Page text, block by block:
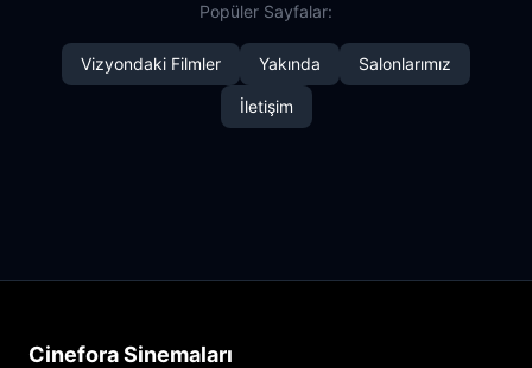
Popüler Sayfalar:
Vizyondaki Filmler Yakında Salonlarımız
İletişim
Cinefora Sinemaları